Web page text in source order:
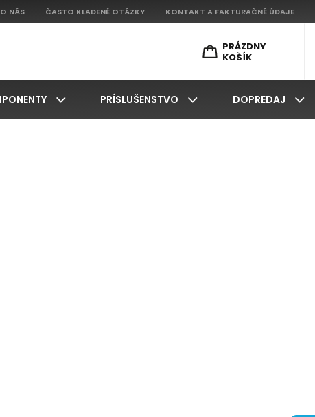
O NÁS ČASTO KLADENÉ OTÁZKY KONTAKT A FAKTURAČNÉ ÚDAJE
PRÁZDNY
KOŠÍK
PRÍSLUŠENSTVO DOPREDAJ